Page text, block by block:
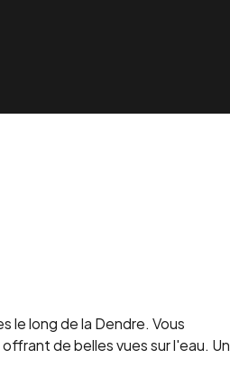
le long de la Dendre. Vous
de belles vues sur l'eau. Un